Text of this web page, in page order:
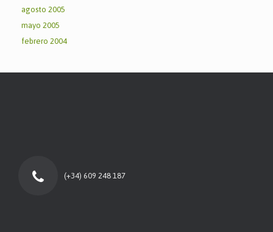
agosto 2005
mayo 2005
febrero 2004
(+34) 609 248 187